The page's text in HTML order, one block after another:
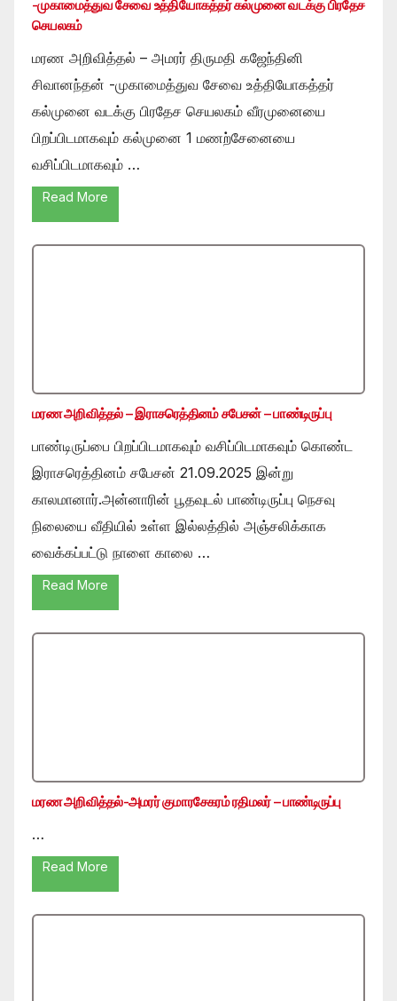
-முகாமைத்துவ சேவை உத்தியோகத்தர் கல்முனை வடக்கு பிரதேச
செயலகம்
மரண அறிவித்தல் – அமரர் திருமதி கஜேந்தினி
சிவானந்தன் -முகாமைத்துவ சேவை உத்தியோகத்தர்
கல்முனை வடக்கு பிரதேச செயலகம் வீரமுனையை
பிறப்பிடமாகவும் கல்முனை 1 மணற்சேனையை
வசிப்பிடமாகவும் …
Read More
மரண அறிவித்தல் – இராசரெத்தினம் சபேசன் – பாண்டிருப்பு
பாண்டிருப்பை பிறப்பிடமாகவும் வசிப்பிடமாகவும் கொண்ட
இராசரெத்தினம் சபேசன் 21.09.2025 இன்று
காலமானார்.அன்னாரின் பூதவுடல் பாண்டிருப்பு நெசவு
நிலையை வீதியில் உள்ள இல்லத்தில் அஞ்சலிக்காக
வைக்கப்பட்டு நாளை காலை …
Read More
மரண அறிவித்தல்-அமரர் குமாரசேகரம் ரதிமலர் – பாண்டிருப்பு
…
Read More